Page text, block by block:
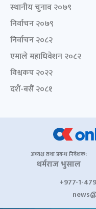
स्थानीय चुनाव २०७९
निर्वाचन २०७९
निर्वाचन २०८२
एमाले महाधिवेशन २०८२
विश्वकप २०२२
दशैं-बसैं २०८१
अध्यक्ष तथा प्रबन्ध निर्देशक:
धर्मराज भुसाल
+977-1-